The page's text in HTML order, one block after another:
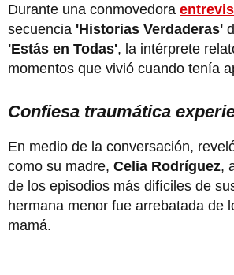
Durante una conmovedora
secuencia 'Historias Verdaderas'
'Estás en Todas', la intérprete
momentos que vivió cuando tenía
Confiesa traumática
En medio de la conversación,
como su madre, Celia Rodríguez,
de los episodios más difíciles de
hermana menor fue arrebatada de
mamá.